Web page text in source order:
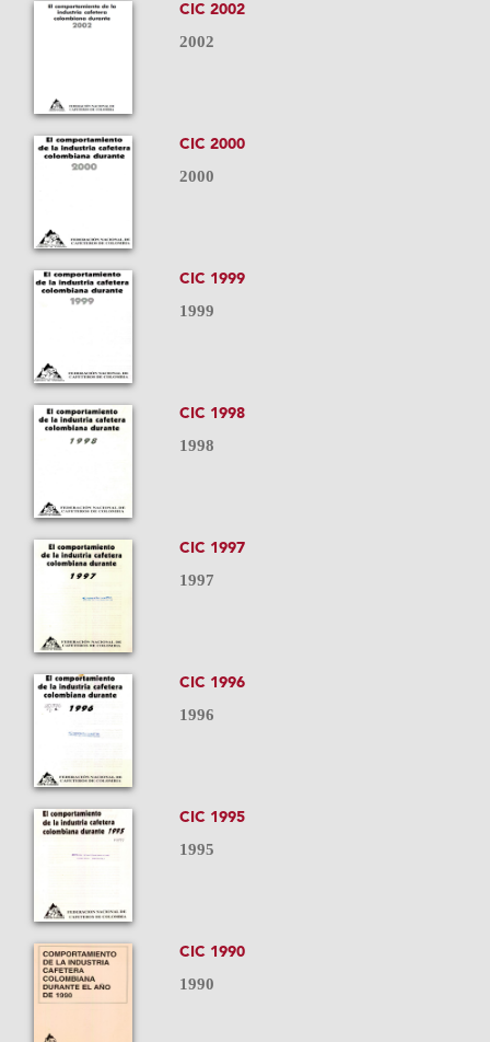
CIC 2002
2002
CIC 2000
2000
CIC 1999
1999
CIC 1998
1998
CIC 1997
1997
CIC 1996
1996
CIC 1995
1995
CIC 1990
1990